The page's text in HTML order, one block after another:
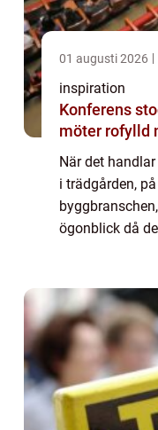
01 augusti 2026
inspiration
Konferens stockholm
möter rofylld
När det
i trädgården,
ögonblick då